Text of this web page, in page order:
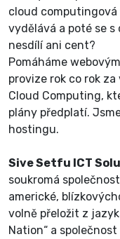
cloud
vydělává a poté se
nesdílí ani cent?
Pomáháme
provize rok co rok
Cloud Computing,
plány předplatí.
hostingu.
Sive Setfu ICT
soukromá
americké,
volně přeložit z
Nation“ a